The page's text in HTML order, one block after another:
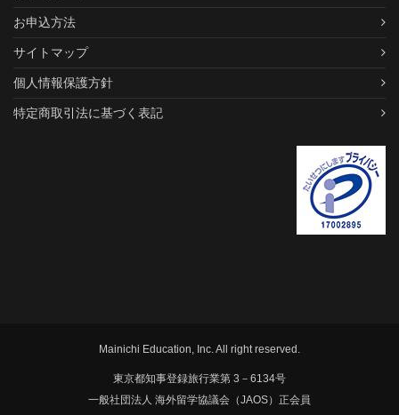
お申込方法
サイトマップ
個人情報保護方針
特定商取引法に基づく表記
Mainichi Education, Inc. All right reserved.
東京都知事登録旅行業第 3－6134号
一般社団法人 海外留学協議会（JAOS）正会員